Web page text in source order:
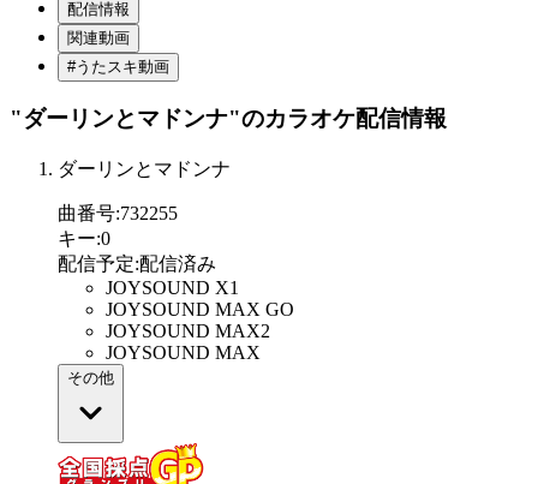
配信情報
関連動画
#うたスキ動画
"ダーリンとマドンナ"のカラオケ配信情報
ダーリンとマドンナ
曲番号:732255
キー:0
配信予定:配信済み
JOYSOUND X1
JOYSOUND MAX GO
JOYSOUND MAX2
JOYSOUND MAX
その他